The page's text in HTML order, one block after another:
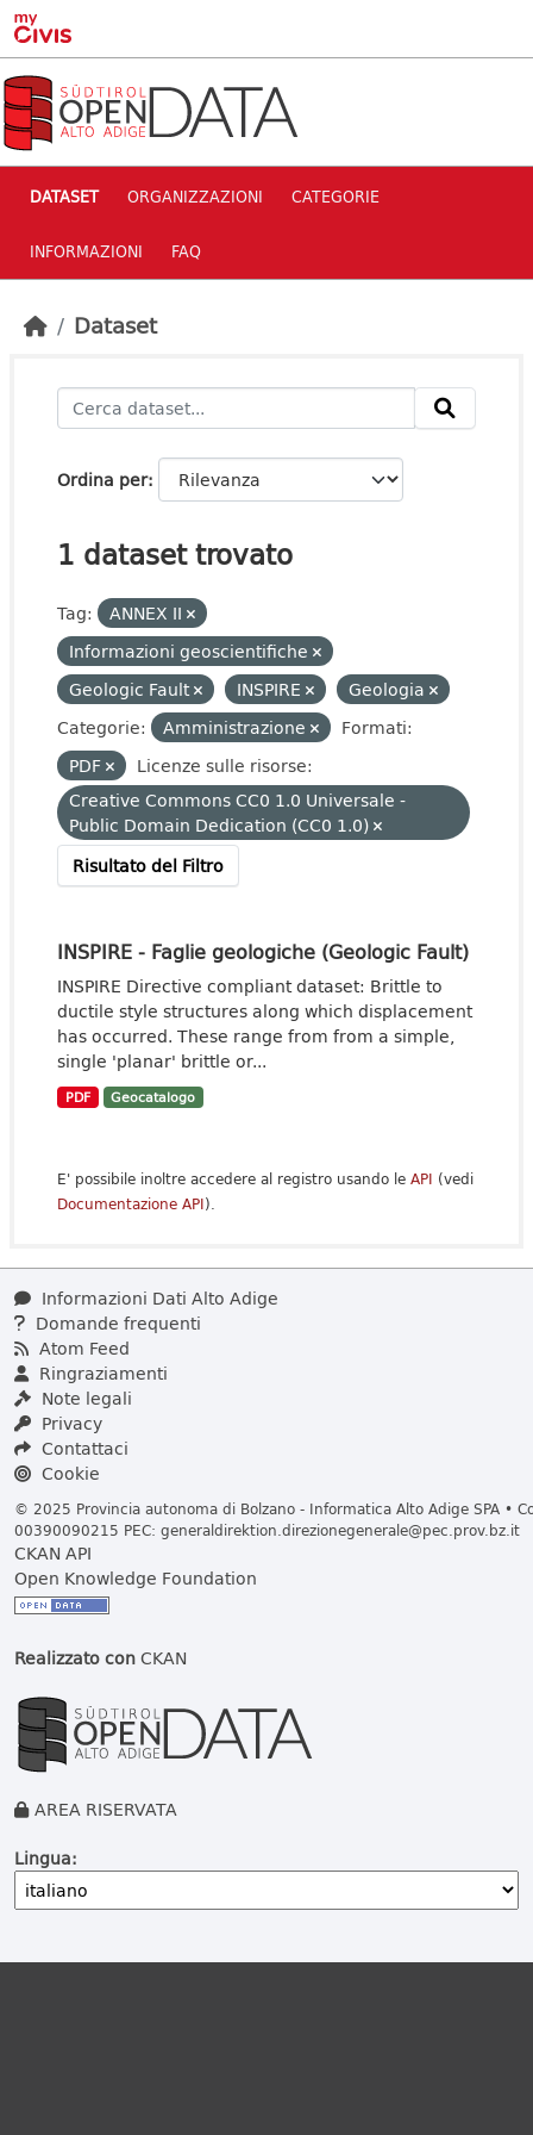
Skip to main content
DATASET ORGANIZZAZIONI CATEGORIE
INFORMAZIONI FAQ
Dataset
Ordina per
1 dataset trovato
Tag:
ANNEX II
Informazioni geoscientifiche
Geologic Fault
INSPIRE
Geologia
Categorie:
Amministrazione
Formati:
PDF
Licenze sulle risorse:
Creative Commons CC0 1.0 Universale -
Public Domain Dedication (CC0 1.0)
Risultato del Filtro
INSPIRE - Faglie geologiche (Geologic Fault)
INSPIRE Directive compliant dataset: Brittle to
ductile style structures along which displacement
has occurred. These range from from a simple,
single 'planar' brittle or...
PDF Geocatalogo
E' possibile inoltre accedere al registro usando le API (vedi
Documentazione API).
Informazioni Dati Alto Adige
Domande frequenti
Atom Feed
Ringraziamenti
Note legali
Privacy
Contattaci
Cookie
© 2025 Provincia autonoma di Bolzano - Informatica Alto Adige SPA •
00390090215 PEC: generaldirektion.direzionegenerale@pec.prov.bz.it
CKAN API
Open Knowledge Foundation
Realizzato conCKAN
AREA RISERVATA
Lingua